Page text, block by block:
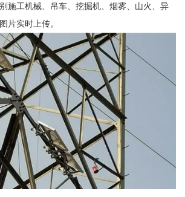
施工机械、吊车、挖掘机、烟雾、山火、异
片实时上传。